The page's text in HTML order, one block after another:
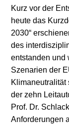
Kurz vor der
heute das
2030“
des
entstanden und
Szenarien der
Klimaneutralität
der zehn
Prof. Dr.
Anforderungen